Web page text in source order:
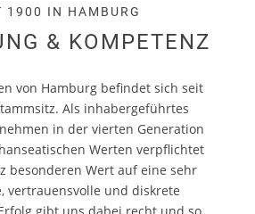
1900 IN HAMBURG
& KOMPETENZ
von Hamburg befindet sich seit
Als inhabergeführtes
in der vierten Generation
Werten verpflichtet
besonderen Wert auf eine sehr
vertrauensvolle und diskrete